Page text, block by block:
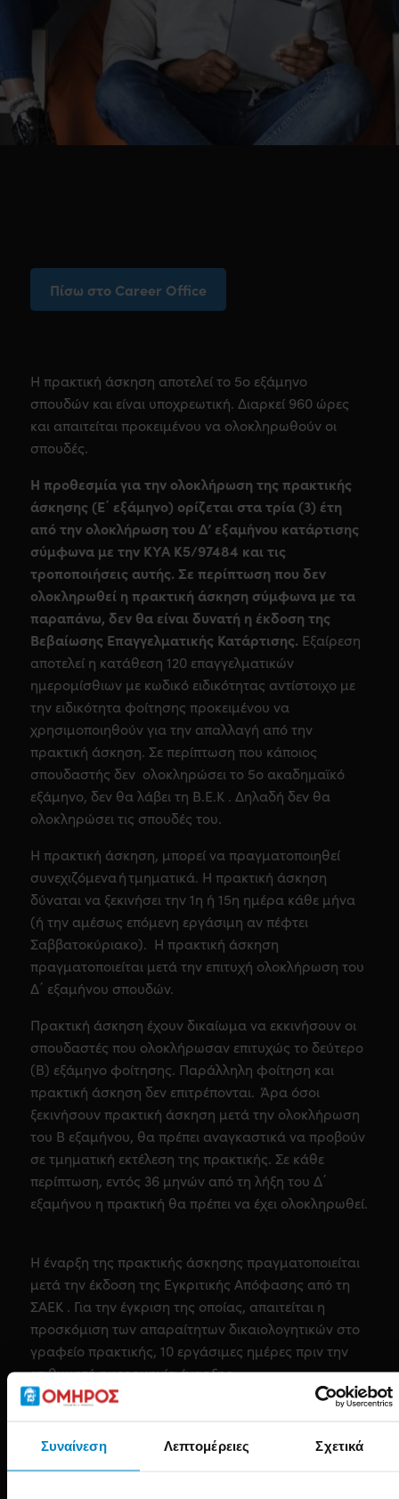
Συναίνεση Λεπτομέρειες Σχετικά
Πίσω στο Career Office
Η πρακτική άσκηση αποτελεί το 5ο εξάμηνο
σπουδών και είναι υποχρεωτική. Διαρκεί 960 ώρες
και απαιτείται προκειμένου να ολοκληρωθούν οι
σπουδές.
Η προθεσμία για την ολοκλήρωση της πρακτικής
άσκησης (Ε΄ εξάμηνο) ορίζεται στα τρία (3) έτη
από την ολοκλήρωση του Δ’ εξαμήνου κατάρτισης
σύμφωνα με την ΚΥΑ Κ5/97484 και τις
τροποποιήσεις αυτής. Σε περίπτωση που δεν
ολοκληρωθεί η πρακτική άσκηση σύμφωνα με τα
παραπάνω, δεν θα είναι δυνατή η έκδοση της
Βεβαίωσης Επαγγελματικής Κατάρτισης. Εξαίρεση
αποτελεί η κατάθεση 120 επαγγελματικών
ημερομίσθιων με κωδικό ειδικότητας αντίστοιχο με
την ειδικότητα φοίτησης προκειμένου να
χρησιμοποιηθούν για την απαλλαγή από την
πρακτική άσκηση. Σε περίπτωση που κάποιος
σπουδαστής δεν ολοκληρώσει το 5ο ακαδημαϊκό
εξάμηνο, δεν θα λάβει τη Β.Ε.Κ . Δηλαδή δεν θα
ολοκληρώσει τις σπουδές του.
Η πρακτική άσκηση, μπορεί να πραγματοποιηθεί
συνεχιζόμενα ή τμηματικά. Η πρακτική άσκηση
δύναται να ξεκινήσει την 1η ή 15η ημέρα κάθε μήνα
(ή την αμέσως επόμενη εργάσιμη αν πέφτει
Σαββατοκύριακο). Η πρακτική άσκηση
πραγματοποιείται μετά την επιτυχή ολοκλήρωση του
Δ΄ εξαμήνου σπουδών.
Πρακτική άσκηση έχουν δικαίωμα να εκκινήσουν οι
σπουδαστές που ολοκλήρωσαν επιτυχώς το δεύτερο
(Β) εξάμηνο φοίτησης. Παράλληλη φοίτηση και
πρακτική άσκηση δεν επιτρέπονται. Άρα όσοι
ξεκινήσουν πρακτική άσκηση μετά την ολοκλήρωση
του Β εξαμήνου, θα πρέπει αναγκαστικά να προβούν
σε τμηματική εκτέλεση της πρακτικής. Σε κάθε
περίπτωση, εντός 36 μηνών από τη λήξη του Δ΄
εξαμήνου η πρακτική θα πρέπει να έχει ολοκληρωθεί.
Η έναρξη της πρακτικής άσκησης πραγματοποιείται
μετά την έκδοση της Εγκριτικής Απόφασης από τη
ΣΑΕΚ . Για την έγκριση της οποίας, απαιτείται η
προσκόμιση των απαραίτητων δικαιολογητικών στο
γραφείο πρακτικής, 10 εργάσιμες ημέρες πριν την
επιθυμητή ημερομηνία έναρξης.
Η πρακτική άσκηση δύναται να πραγματοποιείται σε
Ν.Π.Δ.Δ., Ν.Π.Ι.Δ., δημόσιες υπηρεσίες, Ο.Τ.Α. α’ και β’
βαθμού και επιχειρήσεις. Οι θέσεις απασχόλησης θα